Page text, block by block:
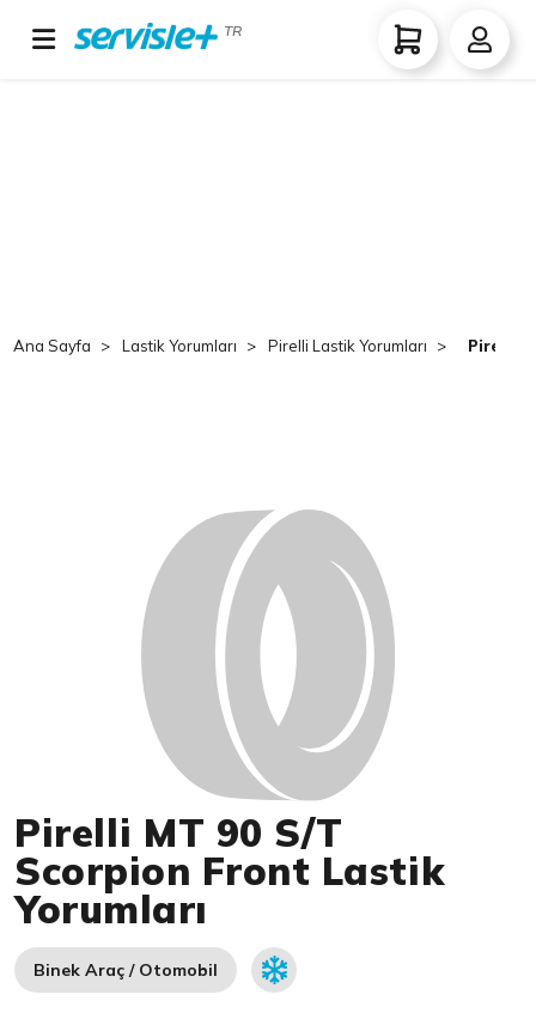
TR
Ana Sayfa Lastik Yorumları Pirelli Lastik Yorumları Pirelli
Pirelli MT 90 S/T
Scorpion Front Lastik
Yorumları
Binek Araç / Otomobil